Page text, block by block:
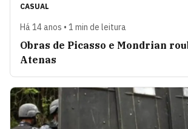
CASUAL
Há 14 anos • 1 min de leitura
Obras de Picasso e Mondrian
Atenas